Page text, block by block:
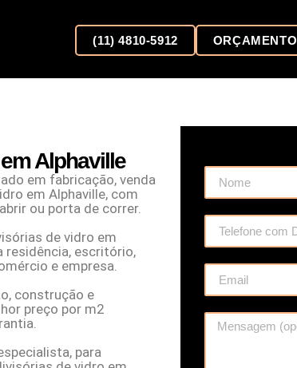
ORÇAMENTO
(11) 4810-5912
Alphaville
em fabricação, venda
em Alphaville, com
ou porta de correr.
de vidro em
residência, escritório,
e empresa.
construção e
preço por m2
para